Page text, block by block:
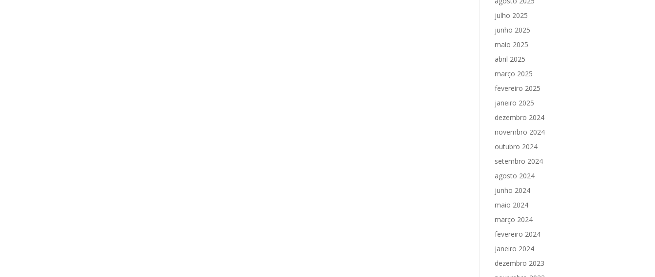
julho 2025
junho 2025
maio 2025
abril 2025
março 2025
fevereiro 2025
janeiro 2025
dezembro 2024
novembro 2024
outubro 2024
setembro 2024
agosto 2024
junho 2024
maio 2024
março 2024
fevereiro 2024
janeiro 2024
dezembro 2023